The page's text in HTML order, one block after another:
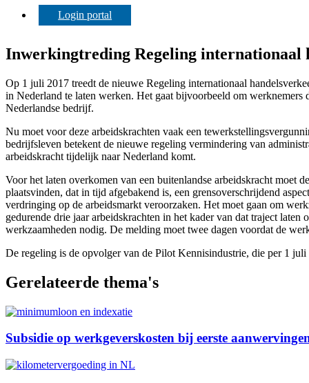
Login portal
Inwerkingtreding Regeling internationaal
Op 1 juli 2017 treedt de nieuwe Regeling internationaal
in Nederland te laten werken. Het gaat bijvoorbeeld om
Nederlandse bedrijf.
Nu moet voor deze arbeidskrachten vaak een
bedrijfsleven betekent de nieuwe regeling vermindering van
arbeidskracht tijdelijk naar Nederland komt.
Voor het laten overkomen van een buitenlandse arbeidskracht moet
plaatsvinden, dat in tijd afgebakend is, een grensoverschrijdend
verdringing op de arbeidsmarkt veroorzaken. Het moet gaan om
gedurende drie jaar arbeidskrachten in het kader van dat traject
werkzaamheden nodig. De melding moet twee dagen voordat de
De regeling is de opvolger van de Pilot Kennisindustrie, die per 1 juli
Gerelateerde thema's
Subsidie op werkgeverskosten bij eerste